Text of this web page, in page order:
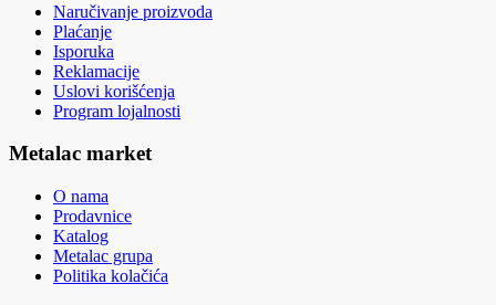
Naručivanje proizvoda
Plaćanje
Isporuka
Reklamacije
Uslovi korišćenja
Program lojalnosti
Metalac market
O nama
Prodavnice
Katalog
Metalac grupa
Politika kolačića